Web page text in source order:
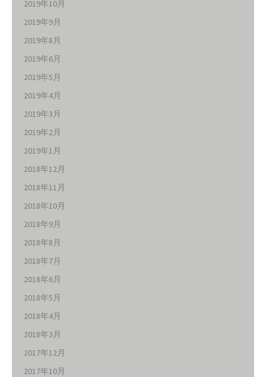
2019年10月
2019年9月
2019年8月
2019年6月
2019年5月
2019年4月
2019年3月
2019年2月
2019年1月
2018年12月
2018年11月
2018年10月
2018年9月
2018年8月
2018年7月
2018年6月
2018年5月
2018年4月
2018年3月
2017年12月
2017年10月